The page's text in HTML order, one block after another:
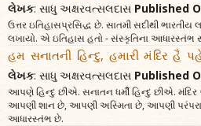
લેખક: સાધુ અક્ષરવત્સલદાસ Published
ઉત્તર ઇતિહાસપ્રસિદ્ધ છે. સાતમી સદીથી
લખાયો. એ ઇતિહાસ હતો - સંસ્કૃતિના આધારસ્તંભ
હમ સનાતની હિન્દુ, હમારી મંદિર હૈ
લેખક: સાધુ અક્ષરવત્સલદાસ Published
આપણે હિન્દુ છીએ. સનાતન ધર્મી હિન્દુ છીએ.
આપણી શાન છે, આપણી અસ્મિતા છે, આપણી પરંપરા
આધારસ્તંભ છે.